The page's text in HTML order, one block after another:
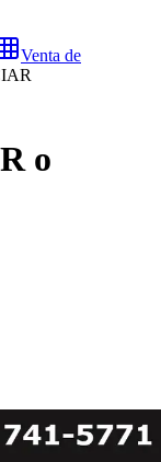
Venta de
o